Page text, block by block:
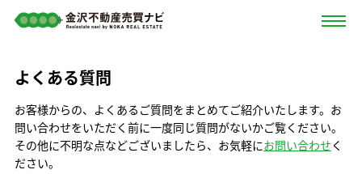
よくある質問
お客様からの、よくあるご質問をまとめてご紹介いたします。お
問い合わせをいただく前に一度同じ質問がないかご覧ください。
その他に不明な点などございましたら、お気軽にお問い合わせ く
ださい。